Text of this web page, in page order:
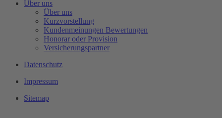
Über uns
Über uns
Kurzvorstellung
Kundenmeinungen Bewertungen
Honorar oder Provision
Versicherungspartner
Datenschutz
Impressum
Sitemap
Mail*